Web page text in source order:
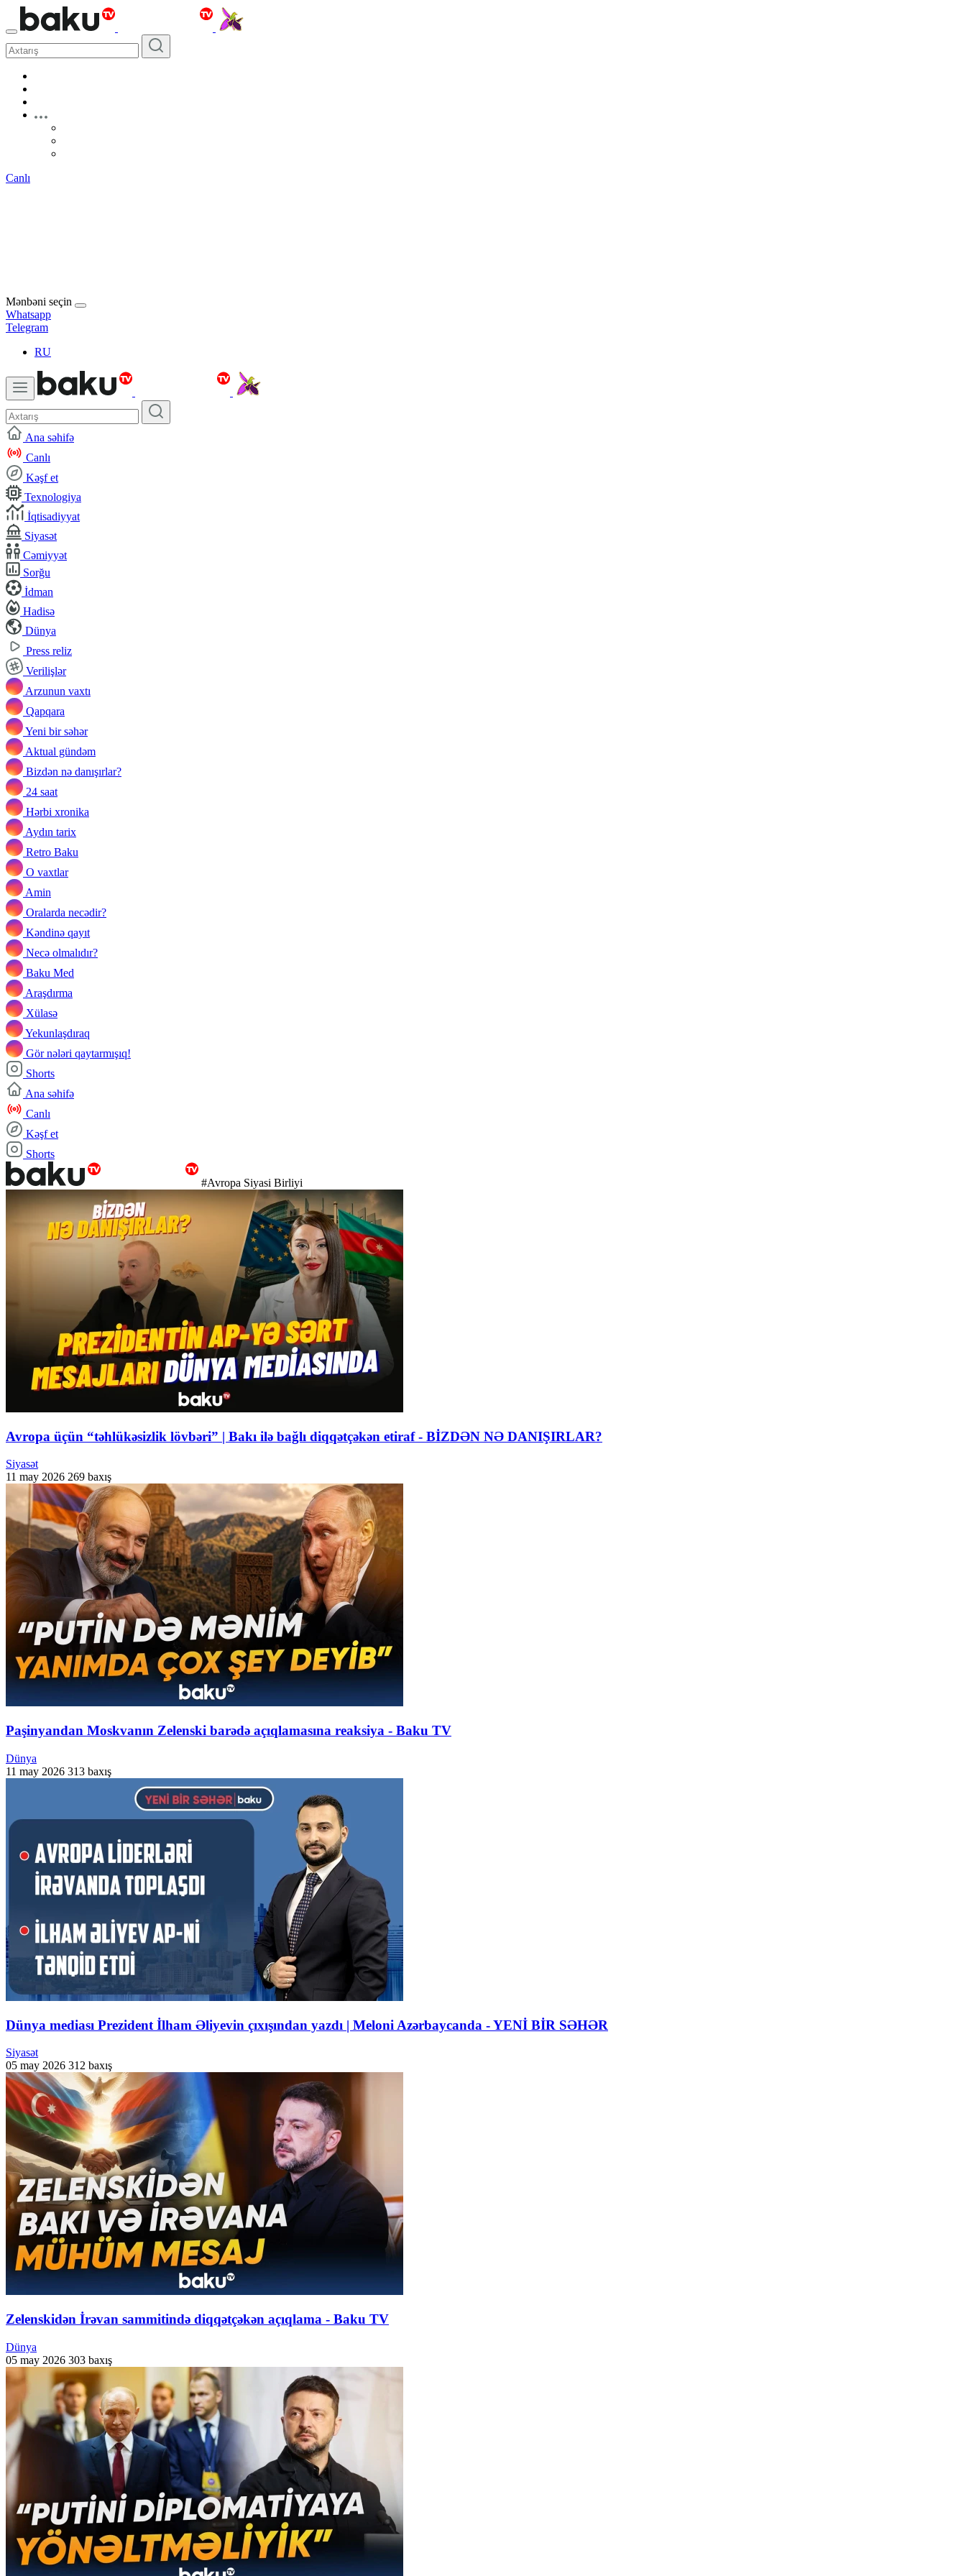
Canlı
Mənbəni seçin
Whatsapp
Telegram
RU
Ana səhifə
Canlı
Kəşf et
Texnologiya
İqtisadiyyat
Siyasət
Cəmiyyət
Sorğu
İdman
Hadisə
Dünya
Press reliz
Verilişlər
Arzunun vaxtı
Qapqara
Yeni bir səhər
Aktual gündəm
Bizdən nə danışırlar?
24 saat
Hərbi xronika
Aydın tarix
Retro Baku
O vaxtlar
Amin
Oralarda necədir?
Kəndinə qayıt
Necə olmalıdır?
Baku Med
Araşdırma
Xülasə
Yekunlaşdıraq
Gör nələri qaytarmışıq!
Shorts
Ana səhifə
Canlı
Kəşf et
Shorts
#Avropa Siyasi Birliyi
Avropa üçün “təhlükəsizlik lövbəri” | Bakı ilə bağlı diqqətçəkən etiraf - BİZDƏN NƏ DANIŞIRLAR?
Siyasət
11 may 2026 269 baxış
Paşinyandan Moskvanın Zelenski barədə açıqlamasına reaksiya - Baku TV
Dünya
11 may 2026 313 baxış
Dünya mediası Prezident İlham Əliyevin çıxışından yazdı | Meloni Azərbaycanda - YENİ BİR SƏHƏR
Siyasət
05 may 2026 312 baxış
Zelenskidən İrəvan sammitində diqqətçəkən açıqlama - Baku TV
Dünya
05 may 2026 303 baxış